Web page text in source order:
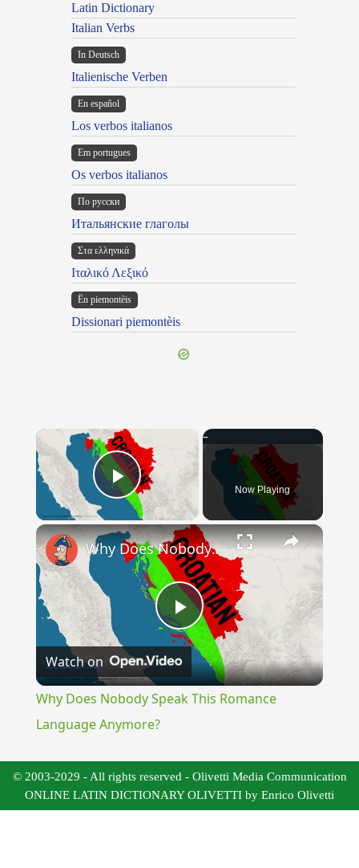
Latin Dictionary
Italian Verbs
In Deutsch
Italienische Verben
En español
Los verbos italianos
Em portugues
Os verbos italianos
По русски
Итальянские глаголы
Στα ελληνικά
Ιταλικό Λεξικό
Ën piemontèis
Dissionari piemontèis
×
Play Video Now Playing
×
Play
Video
Why Does Nobody Speak This Romance Language Anymore?
Watch on
Why Does Nobody Speak This Romance
Language Anymore?
© 2003-2029 - All rights reserved - Olivetti Media Communication
ONLINE LATIN DICTIONARY OLIVETTI by Enrico Olivetti